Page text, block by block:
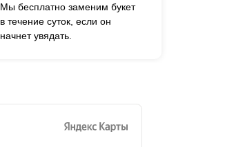
Мы бесплатно заменим букет
в течение суток, если он
начнет увядать.